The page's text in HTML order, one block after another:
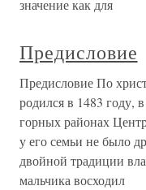
значение как для
Предисловие
Предисловие По
родился в 1483 году,
горных районах
у его семьи не было
двойной традиции
мальчика восходил